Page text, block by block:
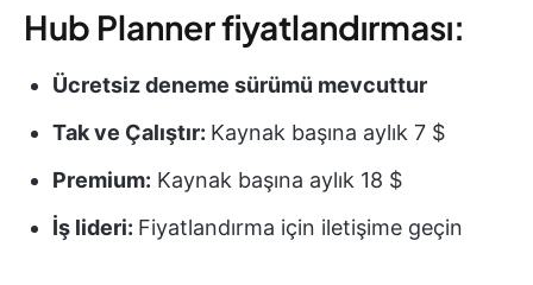
Hub Planner fiyatlandırması:
Ücretsiz deneme sürümü mevcuttur
Tak ve Çalıştır: Kaynak başına aylık 7 $
Premium: Kaynak başına aylık 18 $
İş lideri: Fiyatlandırma için iletişime geçin